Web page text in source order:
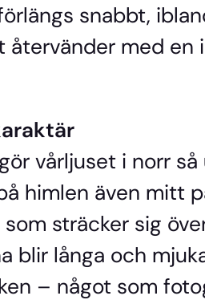
snabbt,
återvänder med en
vårljuset i norr
himlen även mitt
sträcker sig
blir långa och
– något som